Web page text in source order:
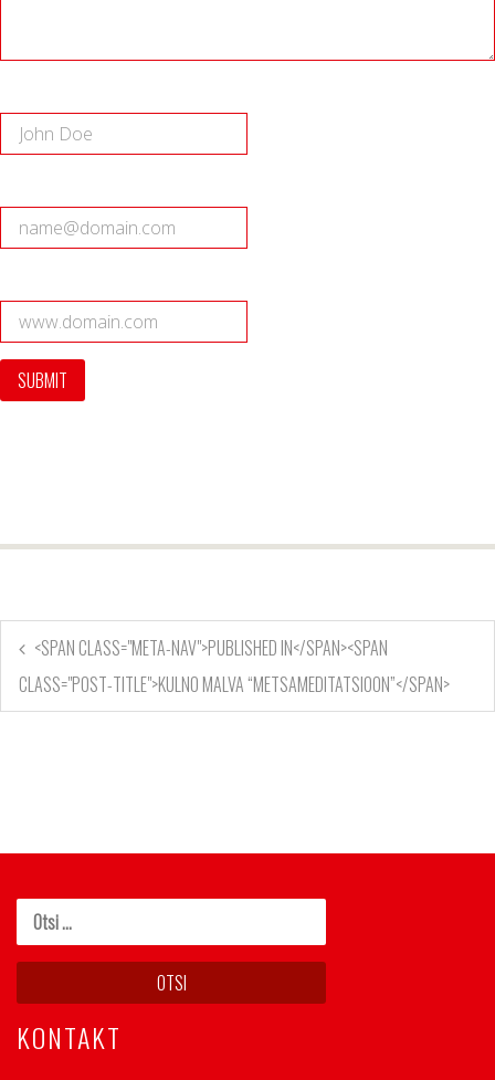
<SPAN CLASS="META-NAV">PUBLISHED IN</SPAN><SPAN
CLASS="POST-TITLE">KULNO MALVA “METSAMEDITATSIOON”</SPAN>
KONTAKT